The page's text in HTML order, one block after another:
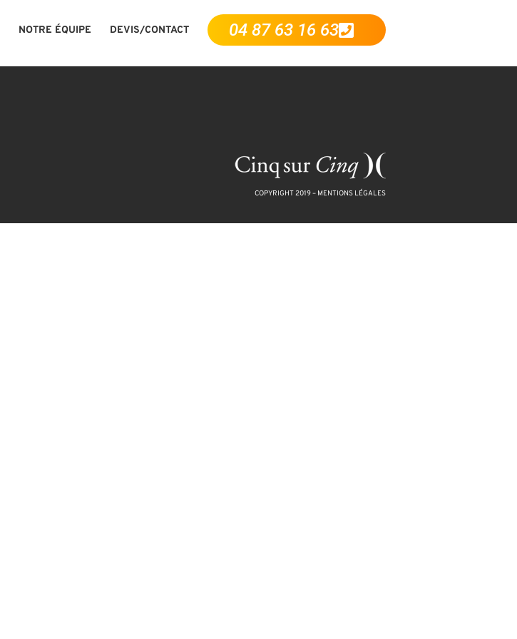
NOTRE ÉQUIPE DEVIS/CONTACT 04 87 63 16 63
COPYRIGHT 2019 – MENTIONS LÉGALES